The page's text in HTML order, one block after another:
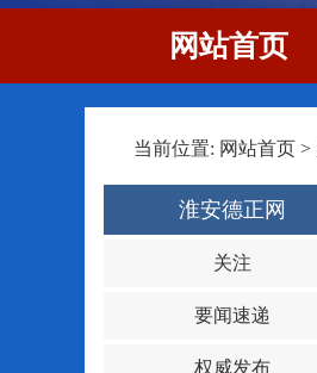
网站首页
当前位置: 网站首页 >
淮安德正网
关注
要闻速递
权威发布